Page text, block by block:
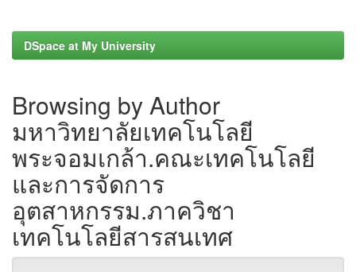
DSpace at My University
Browsing by Author
มหาวิทยาลัยเทคโนโลยี
พระจอมเกล้า.คณะเทคโนโลยี
และการจัดการ
อุตสาหกรรม.ภาควิชา
เทคโนโลยีสารสนเทศ